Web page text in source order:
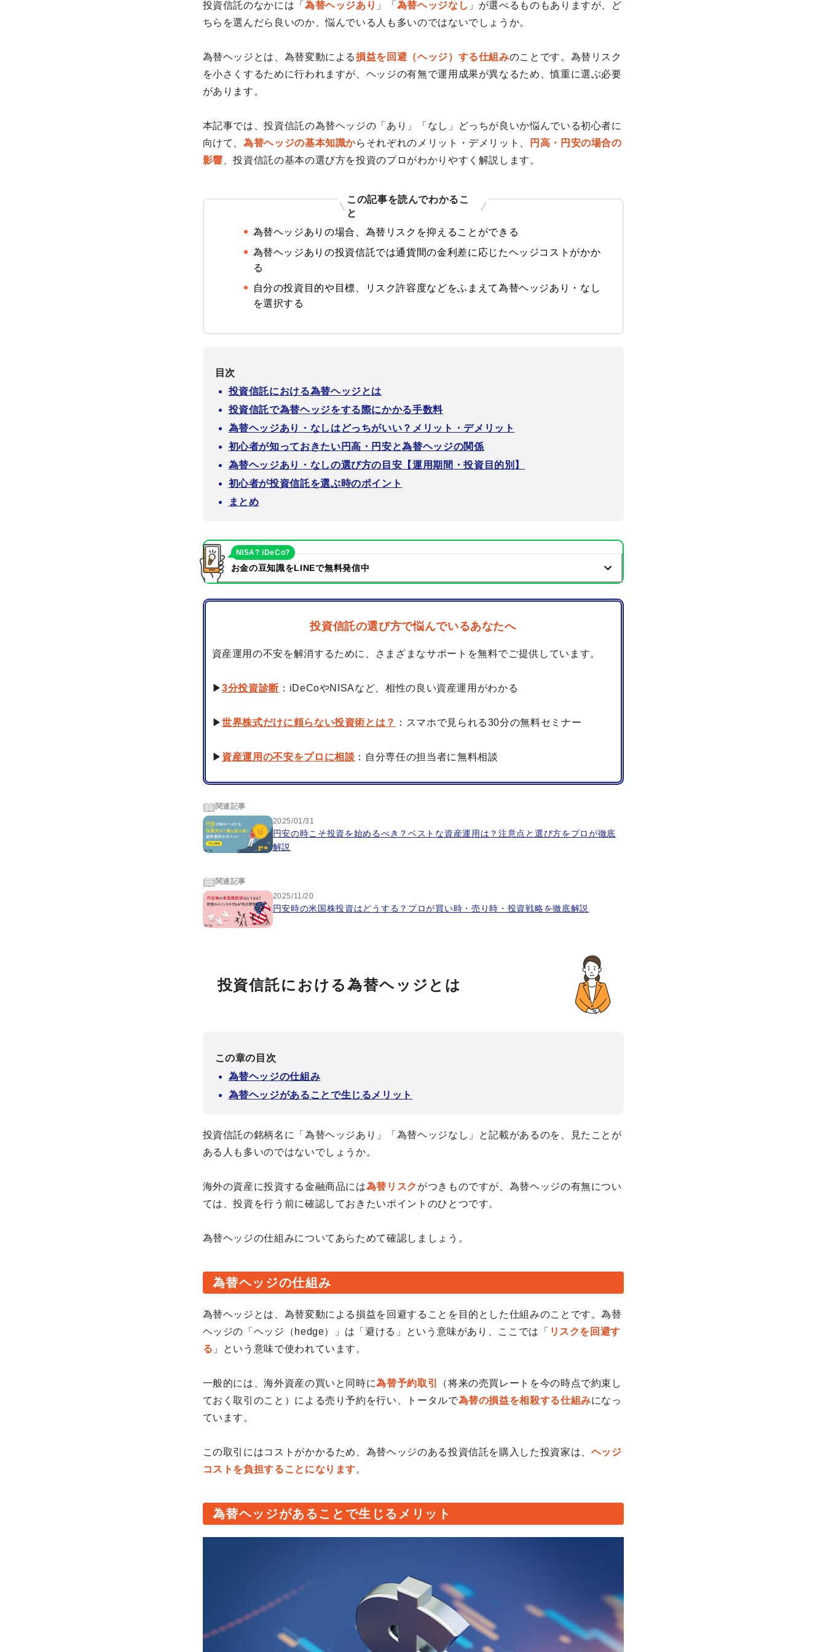
投資信託のなかには「 為替ヘッジあり 」「 為替ヘッジなし 」が選べるものもありますが、ど
ちらを選んだら良いのか、悩んでいる人も多いのではないでしょうか。
為替ヘッジとは、為替変動による損益を回避（ヘッジ）する仕組みのことです。為替リスク
を小さくするために行われますが、ヘッジの有無で運用成果が異なるため、慎重に選ぶ必要
があります。
本記事では、投資信託の為替ヘッジの「あり」「なし」どっちが良いか悩んでいる初心者に
向けて、為替ヘッジの基本知識からそれぞれのメリット・デメリット、
円高・円安の場合の
影響 、投資信託の基本の選び方を投資のプロがわかりやすく解説します。
この記事を読んでわかるこ
と
為替ヘッジありの場合、為替リスクを抑えることができる
為替ヘッジありの投資信託では通貨間の金利差に応じたヘッジコストがかか
る
自分の投資目的や目標、リスク許容度などをふまえて為替ヘッジあり・なし
を選択する
目次
投資信託における為替ヘッジとは
投資信託で為替ヘッジをする際にかかる手数料
為替ヘッジあり・なしはどっちがいい？メリット・デメリット
初心者が知っておきたい円高・円安と為替ヘッジの関係
為替ヘッジあり・なしの選び方の目安【運用期間・投資目的別】
初心者が投資信託を選ぶ時のポイント
まとめ
お金の豆知識をLINEで無料発信中
NISA? iDeCo?
投資信託の選び方で悩んでいるあなたへ
資産運用の不安を解消するために、さまざまなサポートを無料でご提供しています。
▶3分投資診断：iDeCoやNISAなど、相性の良い資産運用がわかる
▶世界株式だけに頼らない投資術とは？ ：スマホで見られる30分の無料セミナー
▶ 資産運用の不安をプロに相談 ：自分専任の担当者に無料相談
関連記事
2025/01/31
円安の時こそ投資を始めるべき？ベストな資産運用は？注意点と選び方をプロが徹底
解説
関連記事
2025/11/20
円安時の米国株投資はどうする？プロが買い時・売り時・投資戦略を徹底解説
投資信託における為替ヘッジとは
この章の目次
為替ヘッジの仕組み
為替ヘッジがあることで生じるメリット
投資信託の銘柄名に「為替ヘッジあり」「為替ヘッジなし」と記載があるのを、見たことが
ある人も多いのではないでしょうか。
海外の資産に投資する金融商品には為替リスク がつきものですが、為替ヘッジの有無につい
ては、投資を行う前に確認しておきたいポイントのひとつです。
為替ヘッジの仕組みについてあらためて確認しましょう。
為替ヘッジの仕組み
為替ヘッジとは、為替変動による損益を回避することを目的とした仕組みのことです。為替
ヘッジの「ヘッジ（hedge）」は「避ける」という意味があり、ここでは「 リスクを回避す
る 」という意味で使われています。
一般的には、海外資産の買いと同時に為替予約取引
（将来の売買レートを今の時点で約束し
ておく取引のこと）による売り予約を行い、トータルで為替の損益を相殺する仕組みになっ
ています。
この取引にはコストがかかるため、為替ヘッジのある投資信託を購入した投資家は、 ヘッジ
コストを負担することになります。
為替ヘッジがあることで生じるメリット